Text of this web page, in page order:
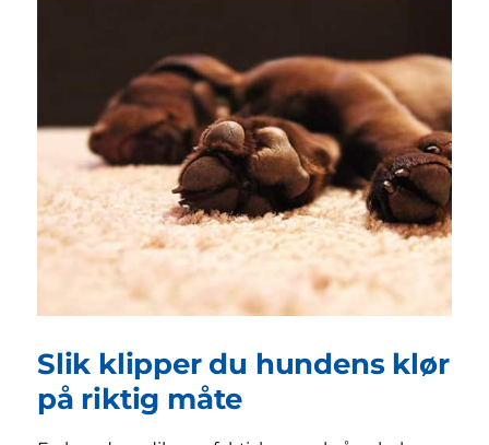
Slik klipper du hundens klør
på riktig måte